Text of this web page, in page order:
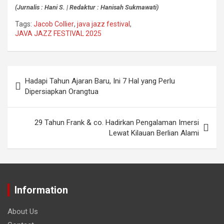
(Jurnalis : Hani S. | Redaktur : Hanisah Sukmawati)
Tags: Jacob Collier, java jazz festival ,
JAVA JAZZ FESTIVAL 2025
Hadapi Tahun Ajaran Baru, Ini 7 Hal yang Perlu
Dipersiapkan Orangtua
29 Tahun Frank & co. Hadirkan Pengalaman Imersi
Lewat Kilauan Berlian Alami
Information
About Us